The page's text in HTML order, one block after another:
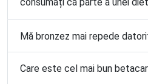
consumați ca parte a unei
Mă bronzez mai repede
Care este cel mai bun